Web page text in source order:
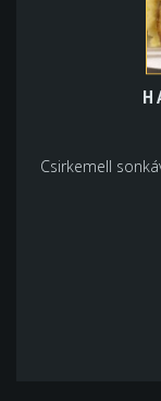
Csirkemell